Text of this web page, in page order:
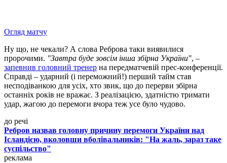
Огляд матчу
Ну що, не чекали? А слова Реброва таки виявилися
пророчими. "Завтра буде зовсім інша збірна України", –
запевнив головний тренер на передматчевій прес-конференції.
Справді – ударний (і переможний!) перший тайм став
несподіванкою для усіх, хто звик, що до перерви збірна
останніх років не вражає. З реалізацією, здатністю тримати
удар, жагою до перемоги вчора теж усе було чудово.
до речі
Ребров назвав головну причину перемоги України над
Ісландією, вколовши вболівальників: "На жаль, зараз таке
суспільство"
реклама